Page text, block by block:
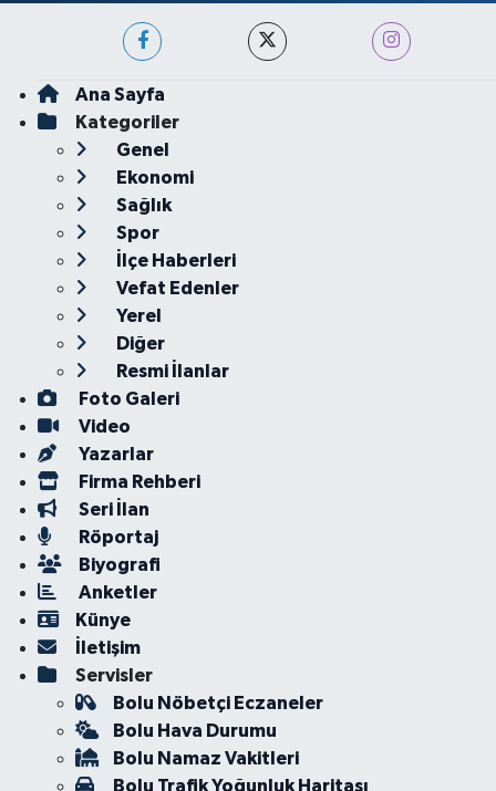
Ana Sayfa
Kategoriler
Genel
Ekonomi
Sağlık
Spor
İlçe Haberleri
Vefat Edenler
Yerel
Diğer
Resmi İlanlar
Foto Galeri
Video
Yazarlar
Firma Rehberi
Seri İlan
Röportaj
Biyografi
Anketler
Künye
İletişim
Servisler
Bolu Nöbetçi Eczaneler
Bolu Hava Durumu
Bolu Namaz Vakitleri
Bolu Trafik Yoğunluk Haritası